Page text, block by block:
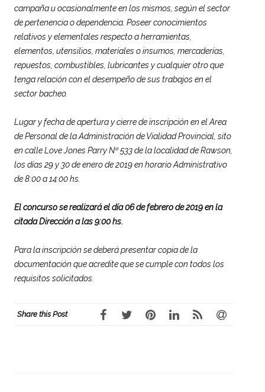
campaña u ocasionalmente en los mismos, según el sector
de pertenencia o dependencia. Poseer conocimientos
relativos y elementales respecto a herramientas,
elementos, utensilios, materiales o insumos, mercaderías,
repuestos, combustibles, lubricantes y cualquier otro que
tenga relación con el desempeño de sus trabajos en el
sector bacheo.
Lugar y fecha de apertura y cierre de inscripción en el Area
de Personal de la Administración de Vialidad Provincial, sito
en calle Love Jones Parry Nº 533 de la localidad de Rawson,
los días 29 y 30 de enero de 2019 en horario Administrativo
de 8:00 a 14:00 hs.
El concurso se realizará el día 06 de febrero de 2019 en la
citada Dirección a las 9:00 hs.
Para la inscripción se deberá presentar copia de la
documentación que acredite que se cumple con todos los
requisitos solicitados.
Share this Post